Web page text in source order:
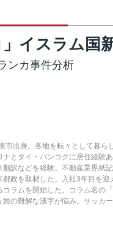
」イスラム国
ンカ事件分析
市出身。各地を転々として暮ら
ナとタイ・バンコクに居住経験
翻訳などを経験。不動産業界紙
都政を取材した。入社3年目を
コラムを開始した。コラム名の
の難解な漢字が悩み。サッカ